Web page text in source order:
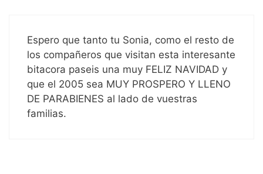
Espero que tanto tu Sonia, como el resto de
los compañeros que visitan esta interesante
bitacora paseis una muy FELIZ NAVIDAD y
que el 2005 sea MUY PROSPERO Y LLENO
DE PARABIENES al lado de vuestras
familias.